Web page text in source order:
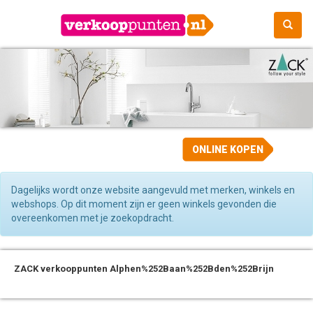
ONLINE KOPEN
Dagelijks wordt onze website aangevuld met merken, winkels en
webshops. Op dit moment zijn er geen winkels gevonden die
overeenkomen met je zoekopdracht.
ZACK verkooppunten Alphen%252Baan%252Bden%252Brijn